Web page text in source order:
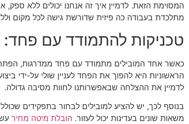
המסוימת הזאת. לדמיין איך זה אנחנו יכולים ללא
מתלכדת בעבודה כה פיזית שדורשת גישה לכל מקום
טכניקות להתמודד עם פחד:
כאשר אחד המובילים מתמודד עם פחד ממדרגות,
הראשוניות היא להפוך את הפחד לעניין שולי על-ידי
לדמיין את ההצלחה שבאפשרותנו לחוות מסיבה גדולה.
בנוסף לכך, יש להציע למובילים לבחור בתפקידים
משאות שונים בעדינות יכול לעזור. הובלת מיטה מחיר